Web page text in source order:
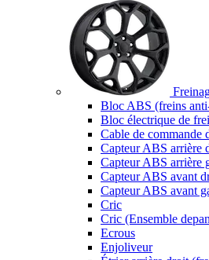
Bloc ABS (freins
Bloc électrique de
Cable de commande
Capteur ABS arrière
Capteur ABS arrière
Capteur ABS avant
Capteur ABS avant
Cric
Cric (Ensemble
Ecrous
Enjoliveur